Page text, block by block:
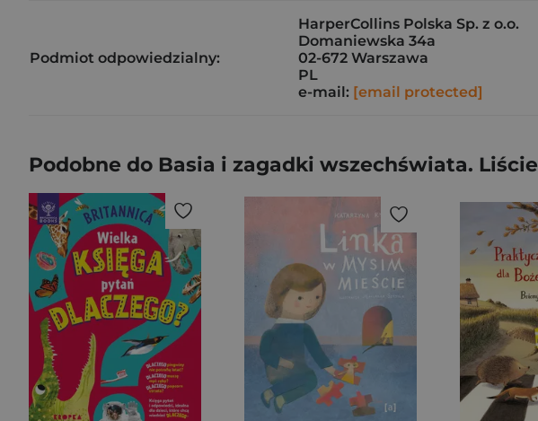
Podmiot odpowiedzialny:
HarperCollins Polska Sp. z o.o.
Domaniewska 34a
02-672 Warszawa
PL
e-mail: [email protected]
Podobne do Basia i zagadki wszechświata. Liście